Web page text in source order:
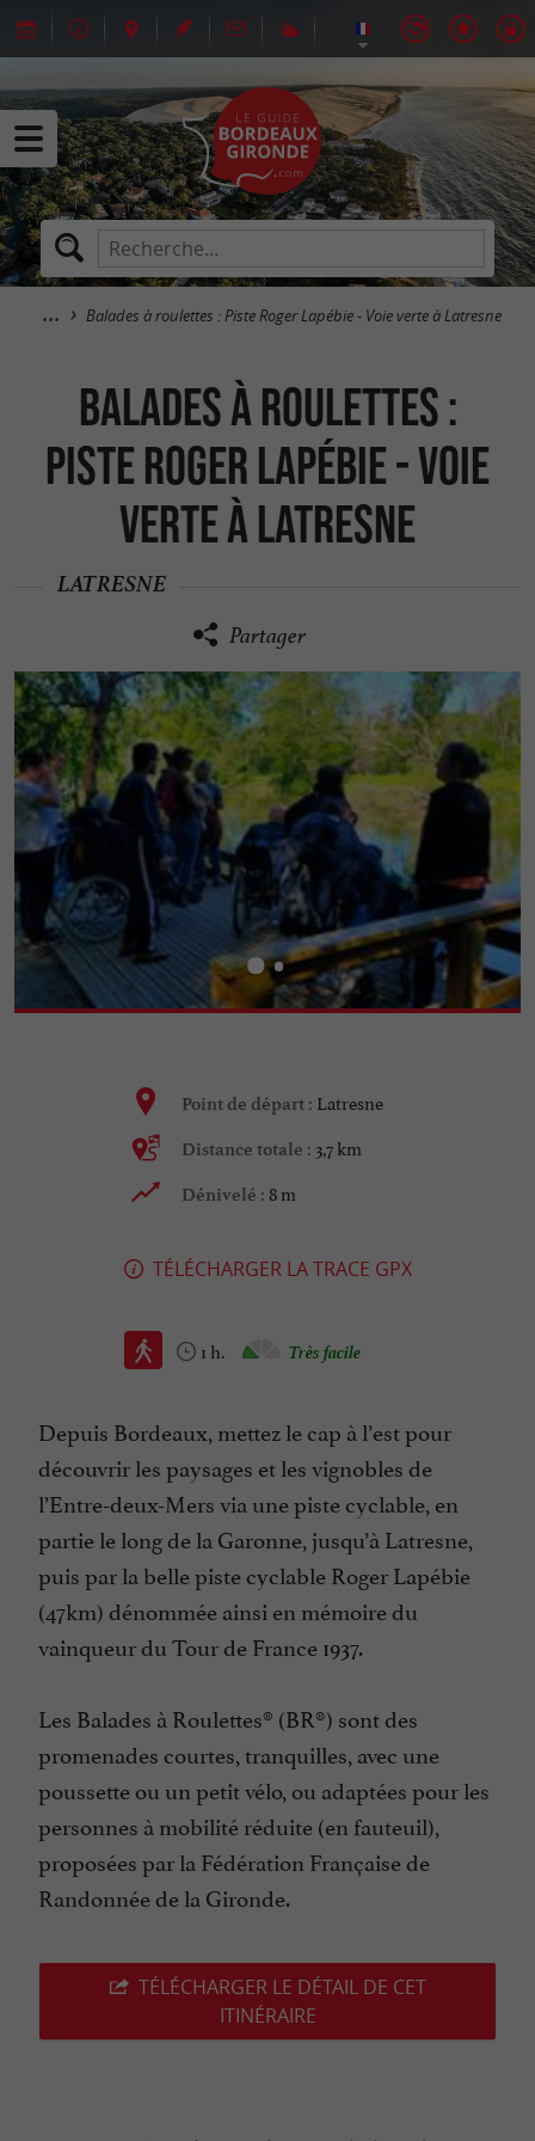
Balades à roulettes : Piste Roger Lapébie - Voie verte à Latresne
Balades à roulettes :
Piste Roger Lapébie - Voie
verte à Latresne
LATRESNE
Partager
Point de départ : Latresne
Distance totale : 3,7 km
Dénivelé : 8 m
TÉLÉCHARGER LA TRACE GPX
1 h. Très facile
Depuis Bordeaux, mettez le cap à l’est pour
découvrir les paysages et les vignobles de
l’Entre-deux-Mers via une piste cyclable, en
partie le long de la Garonne, jusqu’à Latresne,
puis par la belle piste cyclable Roger Lapébie
(47km) dénommée ainsi en mémoire du
vainqueur du Tour de France 1937.
Les Balades à Roulettes® (BR®) sont des
promenades courtes, tranquilles, avec une
poussette ou un petit vélo, ou adaptées pour les
personnes à mobilité réduite (en fauteuil),
proposées par la Fédération Française de
Randonnée de la Gironde.
TÉLÉCHARGER LE DÉTAIL DE CET
ITINÉRAIRE